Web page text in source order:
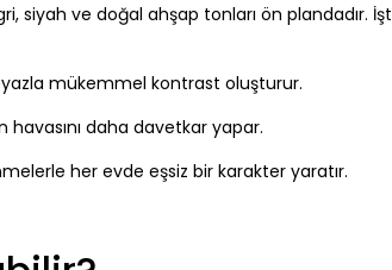
siyah ve doğal ahşap tonları ön plandadır.
mükemmel kontrast oluşturur.
havasını daha davetkar yapar.
her evde eşsiz bir karakter yaratır.